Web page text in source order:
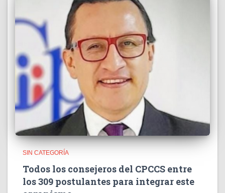
SIN CATEGORÍA
Todos los consejeros del CPCCS entre
los 309 postulantes para integrar este